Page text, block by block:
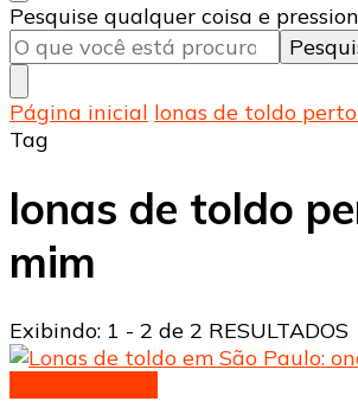
Procurando
algo?
Pesquise qualquer coisa e
Página inicial lonas de toldo
Tag
lonas de toldo
mim
Exibindo: 1 - 2 de 2 RESULTADOS